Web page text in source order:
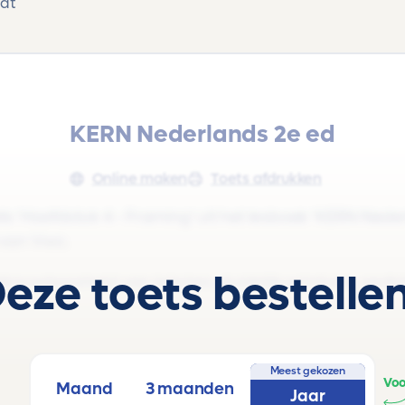
KERN Nederlands 2e ed
Online maken Toets afdrukken
van teksten, duidelijk schrijven,
toets
Maand 3 maanden
Meest gekozen
Jaar